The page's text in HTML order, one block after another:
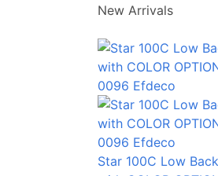
New Arrivals
Star 100C Low